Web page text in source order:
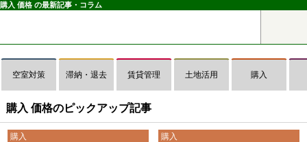
購入 価格 の最新記事・コラム
空室対策 滞納・退去 賃貸管理 土地活用 購入
購入 価格のピックアップ記事
購入 購入